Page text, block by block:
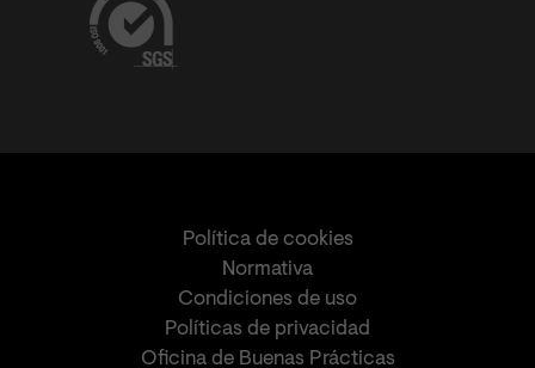
Política de cookies
Normativa
Condiciones de uso
Políticas de privacidad
Oficina de Buenas Prácticas